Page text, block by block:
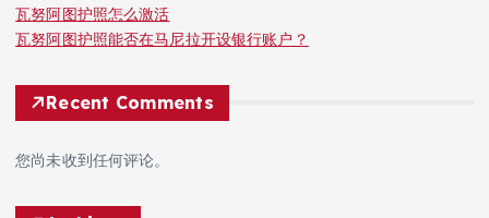
瓦努阿图护照怎么激活
瓦努阿图护照能否在马尼拉开设银行账户？
Recent Comments
您尚未收到任何评论。